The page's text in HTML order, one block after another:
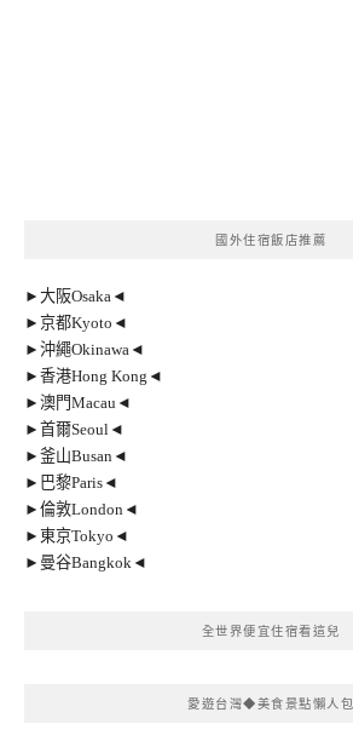
國外住宿飯店推薦
►大阪Osaka◄
►京都Kyoto◄
►沖繩Okinawa◄
►香港Hong Kong◄
►澳門Macau◄
►首爾Seoul◄
►釜山Busan◄
►巴黎Paris◄
►倫敦London◄
►東京Tokyo◄
►曼谷Bangkok◄
全世界便宜住宿看這兒
愛遊台灣◆美食景點懶人包